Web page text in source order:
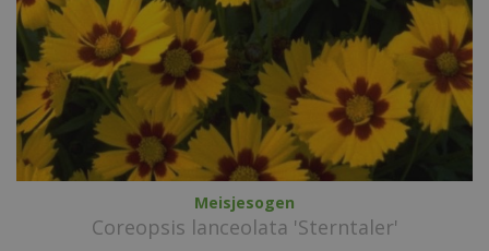
Meisjesogen
Coreopsis lanceolata 'Sterntaler'